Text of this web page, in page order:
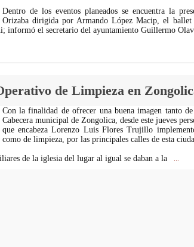
Dentro de los eventos planeados se encuentra la
Orizaba dirigida por Armando López Macip, el
informó el secretario del ayuntamiento Guillermo
de Limpieza en
Con la finalidad de ofrecer una buena imagen tanto
Cabecera municipal de Zongolica, desde este jueves
que encabeza Lorenzo Luis Flores Trujillo
como de limpieza, por las principales calles de esta
de la iglesia del lugar al igual se daban a la